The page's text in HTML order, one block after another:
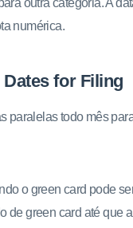
outra categoria. A
numérica.
for Filing
paralelas todo mês
o green card pode
de green card até que